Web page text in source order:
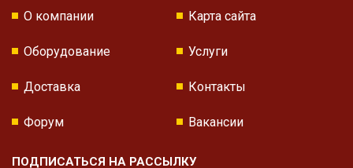
О компании Карта сайта
Оборудование Услуги
Доставка Контакты
Форум Вакансии
ПОДПИСАТЬСЯ НА РАССЫЛКУ